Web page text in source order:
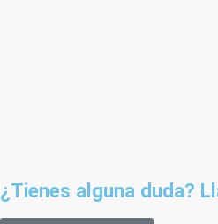
¿Tienes alguna duda?